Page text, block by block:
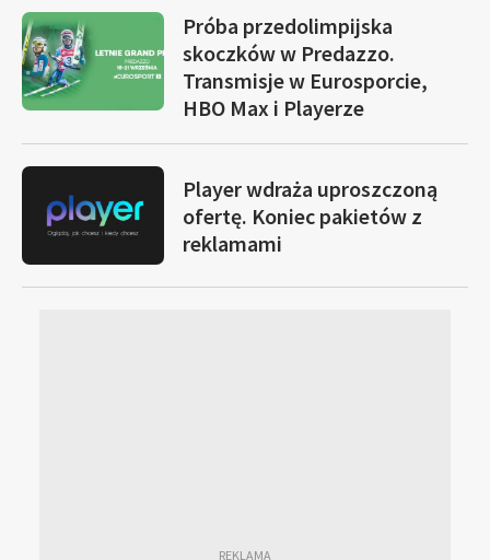
Próba przedolimpijska
skoczków w Predazzo.
Transmisje w Eurosporcie,
HBO Max i Playerze
Player wdraża uproszczoną
ofertę. Koniec pakietów z
reklamami